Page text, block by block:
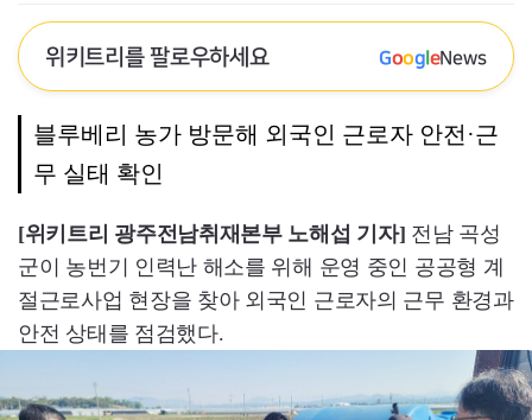
위키트리를 팔로우하세요 GoogleNews
블루베리 농가 방문해 외국인 근로자 안전·근
무 실태 확인
[위키트리 광주전남취재본부 노해섭 기자] 전남 곡성
군이 농번기 인력난 해소를 위해 운영 중인 공공형 계
절근로사업 현장을 찾아 외국인 근로자의 근무 환경과
안전 상태를 점검했다.